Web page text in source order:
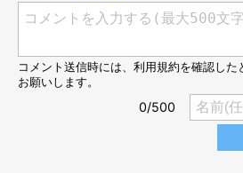
かんたろうがお気に入りの箱は、いつ
い箱が好みなので、壊れる原因も、サ
なので、ゆったりサイズの箱でも同じ